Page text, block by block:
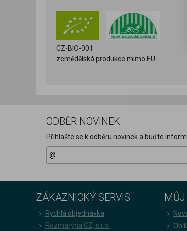
CZ-BIO-001
zemědělská produkce mimo EU
ODBĚR NOVINEK
Přihlašte se k odběru novinek a buďte
ZÁKAZNICKÝ SERVIS
Rychlá objednávka
Rozmarýna CZ, s.r.o.
MŮJ